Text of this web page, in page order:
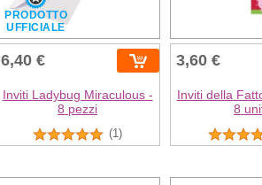
PRODOTTO
UFFICIALE
6,40 €
Inviti Ladybug Miraculous -
8 pezzi
(1)
3,60 €
Inviti della
8